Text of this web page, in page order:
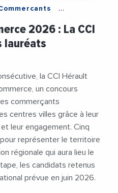
#Restaurant
2026 : La CCI
lauréats
la CCI Hérault
un concours
commerçants
centres villes grâce à leur
leur engagement. Cinq
représenter le territoire
régionale qui aura lieu le
les candidats retenus
prévue en juin 2026.